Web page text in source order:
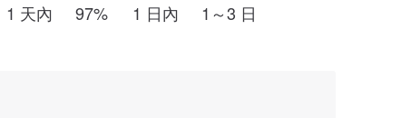
1 天內 97% 1 日內 1～3 日